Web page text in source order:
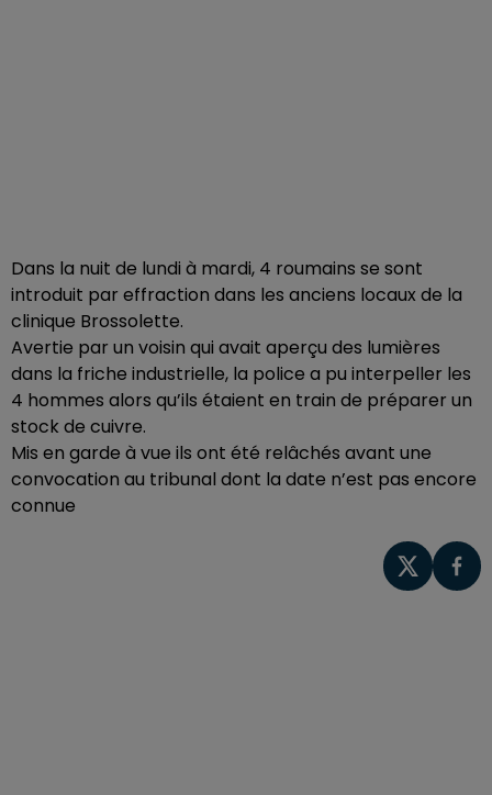
Dans la nuit de lundi à mardi, 4 roumains se sont
introduit par effraction dans les anciens locaux de la
clinique Brossolette.
Avertie par un voisin qui avait aperçu des lumières
dans la friche industrielle, la police a pu interpeller les
4 hommes alors qu’ils étaient en train de préparer un
stock de cuivre.
Mis en garde à vue ils ont été relâchés avant une
convocation au tribunal dont la date n’est pas encore
connue